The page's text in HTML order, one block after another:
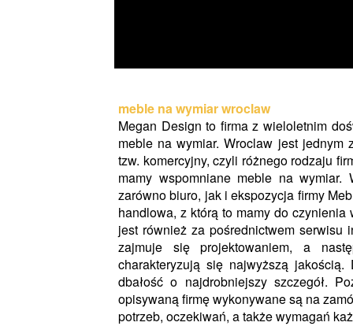
meble na wymiar wroclaw
Megan Design to firma z wieloletnim
meble na wymiar. Wroclaw jest
tzw. komercyjny, czyli różnego rodzaju
mamy wspomniane meble na
zarówno biuro, jak i ekspozycja firmy
handlowa, z którą to mamy do
jest również za pośrednictwem
zajmuje się projektowaniem, a
charakteryzują się najwyższą
dbałość o najdrobniejszy szczegół.
opisywaną firmę wykonywane są na
potrzeb, oczekiwań, a także wymagań